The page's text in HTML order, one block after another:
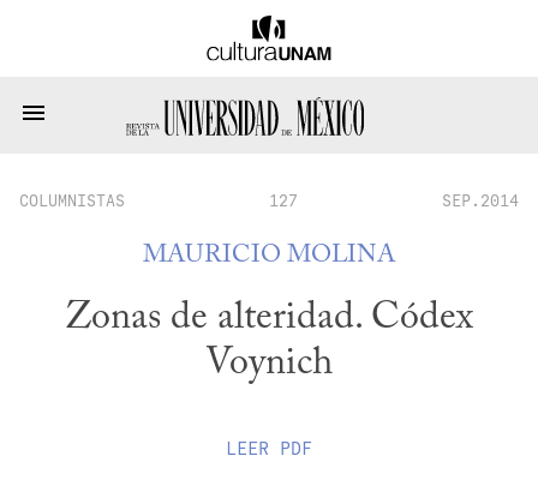
COLUMNISTAS 127 SEP.2014
MAURICIO MOLINA
Zonas de alteridad. Códex
Voynich
LEER PDF